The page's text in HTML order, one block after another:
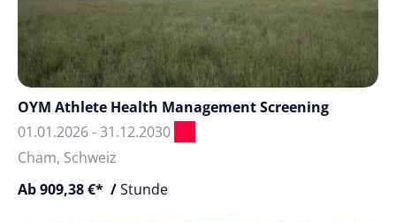
OYM Athlete Health Management Screening
01.01.2026 - 31.12.2030
Cham, Schweiz
Ab 909,38 €* /Stunde